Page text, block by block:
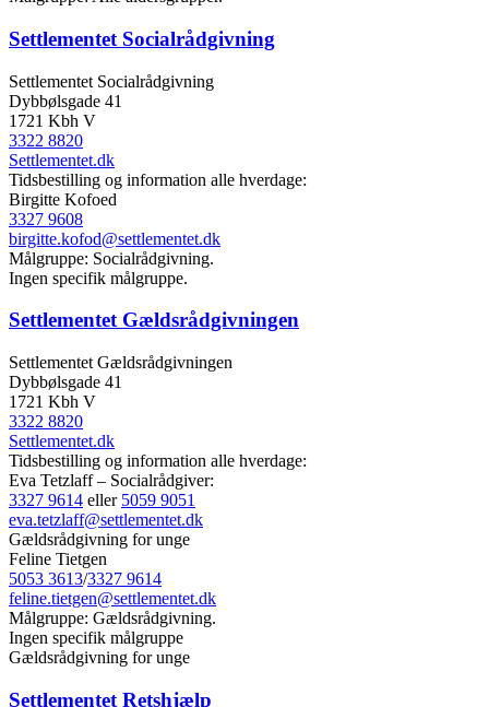
Settlementet Socialrådgivning
Settlementet Socialrådgivning
Dybbølsgade 41
1721 Kbh V
3322 8820
Settlementet.dk
Tidsbestilling og information alle hverdage:
Birgitte Kofoed
3327 9608
birgitte.kofod@settlementet.dk
Målgruppe: Socialrådgivning.
Ingen specifik målgruppe.
Settlementet Gældsrådgivningen
Settlementet Gældsrådgivningen
Dybbølsgade 41
1721 Kbh V
3322 8820
Settlementet.dk
Tidsbestilling og information alle hverdage:
Eva Tetzlaff – Socialrådgiver:
3327 9614 eller 5059 9051
eva.tetzlaff@settlementet.dk
Gældsrådgivning for unge
Feline Tietgen
5053 3613/3327 9614
feline.tietgen@settlementet.dk
Målgruppe: Gældsrådgivning.
Ingen specifik målgruppe
Gældsrådgivning for unge
Settlementet Retshjælp